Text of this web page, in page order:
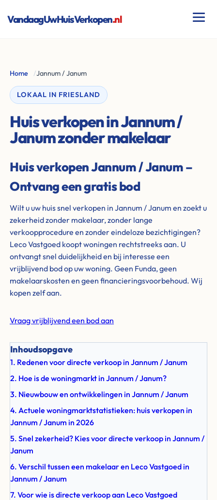
VandaagUwHuisVerkopen.nl
Home /Jannum / Janum
LOKAAL IN FRIESLAND
Huis verkopen in Jannum /
Janum zonder makelaar
Huis verkopen Jannum / Janum –
Ontvang een gratis bod
Wilt u uw huis snel verkopen in Jannum / Janum en zoekt u
zekerheid zonder makelaar, zonder lange
verkoopprocedure en zonder eindeloze bezichtigingen?
Leco Vastgoed koopt woningen rechtstreeks aan. U
ontvangt snel duidelijkheid en bij interesse een
vrijblijvend bod op uw woning. Geen Funda, geen
makelaarskosten en geen financieringsvoorbehoud. Wij
kopen zelf aan.
Vraag vrijblijvend een bod aan
Inhoudsopgave
1. Redenen voor directe verkoop in Jannum / Janum
2. Hoe is de woningmarkt in Jannum / Janum?
3. Nieuwbouw en ontwikkelingen in Jannum / Janum
4. Actuele woningmarktstatistieken: huis verkopen in
Jannum / Janum in 2026
5. Snel zekerheid? Kies voor directe verkoop in Jannum /
Janum
6. Verschil tussen een makelaar en Leco Vastgoed in
Jannum / Janum
7. Voor wie is directe verkoop aan Leco Vastgoed